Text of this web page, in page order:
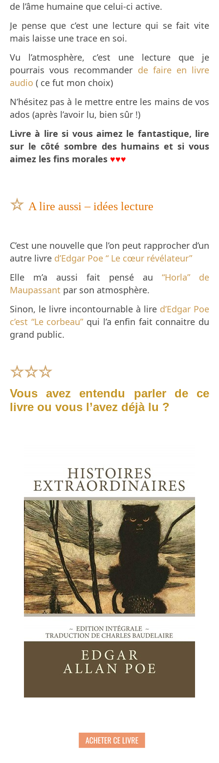
de l’âme humaine que celui-ci active.
Je pense que c’est une lecture qui se fait vite
mais laisse une trace en soi.
Vu l’atmosphère, c’est une lecture que je
pourrais vous recommander de faire en livre
audio ( ce fut mon choix)
N’hésitez pas à le mettre entre les mains de vos
ados (après l’avoir lu, bien sûr !)
Livre à lire si vous aimez le fantastique, lire
sur le côté sombre des humains et si vous
aimez les fins morales ♥♥♥
☆ A lire aussi – idées lecture
C’est une nouvelle que l’on peut rapprocher d’un
autre livre d’Edgar Poe “ Le cœur révélateur”
Elle m’a aussi fait pensé au “Horla” de
Maupassant par son atmosphère.
Sinon, le livre incontournable à lire d’Edgar Poe
c’est “Le corbeau” qui l’a enfin fait connaitre du
grand public.
☆☆☆
Vous avez entendu parler de ce
livre ou vous l’avez déjà lu ?